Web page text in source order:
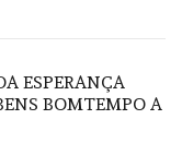
ESPERANÇA
BOMTEMPO A